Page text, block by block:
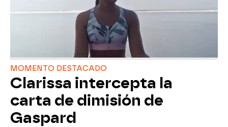
MOMENTO DESTACADO
Clarissa intercepta la
carta de dimisión de
Gaspard